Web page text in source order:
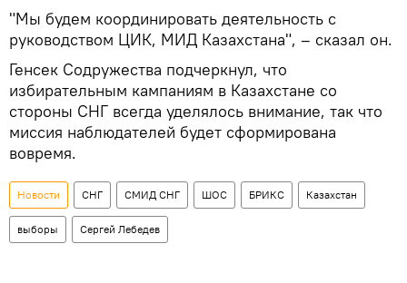
"Мы будем координировать деятельность с
руководством ЦИК, МИД Казахстана", – сказал он.
Генсек Содружества подчеркнул, что
избирательным кампаниям в Казахстане со
стороны СНГ всегда уделялось внимание, так что
миссия наблюдателей будет сформирована
вовремя.
Новости СНГ СМИД СНГ ШОС БРИКС Казахстан
выборы Сергей Лебедев